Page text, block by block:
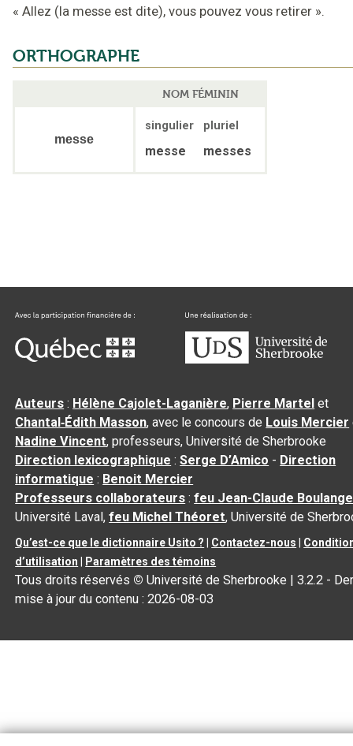
« Allez (la messe est dite), vous pouvez vous retirer ».
ORTHOGRAPHE
NOM FÉMININ
messe
singulier pluriel
messe messes
Auteurs : Hélène Cajolet-Laganière, Pierre Martel et
Chantal‑Édith Masson, avec le concours de Louis Mercier
Nadine Vincent, professeurs, Université de Sherbrooke
Direction lexicographique :Serge D’Amico - Direction
informatique : Benoit Mercier
Professeurs collaborateurs :feu Jean-Claude
Université Laval,feu Michel Théoret, Université de
Qu’est-ce que le dictionnaire Usito ? Contactez-nous
d’utilisation
Paramètres des témoins
Tous droits réservés © Université de Sherbrooke |3.2.2 -
mise à jour du contenu :2026-08-03